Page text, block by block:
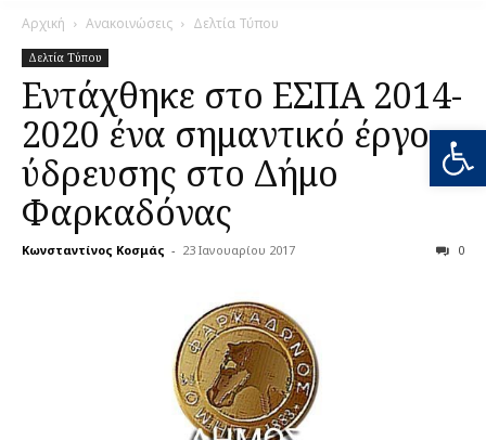
Αρχική Ανακοινώσεις Δελτία Τύπου
Δελτία Τύπου
Εντάχθηκε στο ΕΣΠΑ 2014-
2020 ένα σημαντικό έργο
ύδρευσης στο Δήμο
Φαρκαδόνας
Κωνσταντίνος Κοσμάς - 23 Ιανουαρίου 2017 0